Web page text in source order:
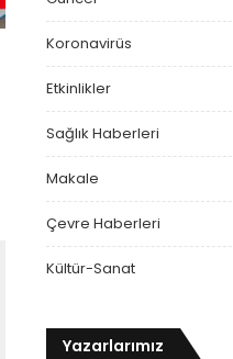
Koronavirüs
Etkinlikler
Sağlık Haberleri
Makale
Çevre Haberleri
Kültür-Sanat
Yazarlarımız